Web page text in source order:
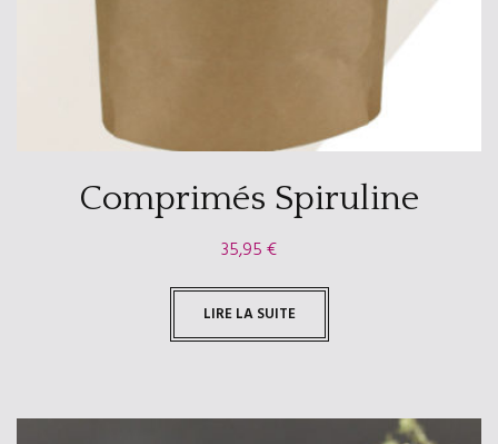
Comprimés Spiruline
35,95€
LIRE LA SUITE